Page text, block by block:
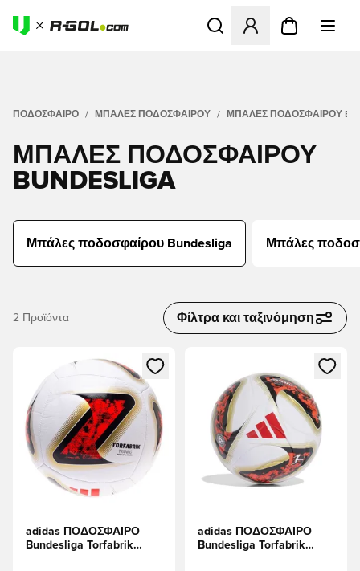
Ανοίγει ένα Modal για να
ΠΟΔΟΣΦΑΙΡΟ ΜΠΆΛΕΣ ΠΟΔΟΣΦΑΊΡΟΥ ΜΠΆΛΕΣ ΠΟΔΟΣΦΑΊΡΟΥ
ΜΠΆΛΕΣ ΠΟΔΟΣΦΑΊΡΟΥ
BUNDESLIGA
Μπάλες ποδοσφαίρου Bundesliga Μπάλες
2 Προϊόντα Φίλτρα και ταξινόμηση
Ανοίγει ένα Modal για να συνδεθείτε ή να εγγραφείτε ως
adidas ΠΟΔΟΣΦΑΙΡΟ
Bundesliga Torfabrik
Ανοίγει ένα Modal για να
adidas ΠΟΔΟΣΦΑΙΡΟ
Bundesliga Torfabrik